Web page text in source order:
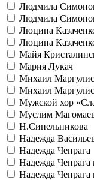
Людмила
Людмила
Люцина
Люцина
Майя
Мария Лукач
Михаил Маргулис
Михаил
Мужской хор
Муслим
Н.Синельникова
Надежда
Надежда Чепрага
Надежда
Надежда